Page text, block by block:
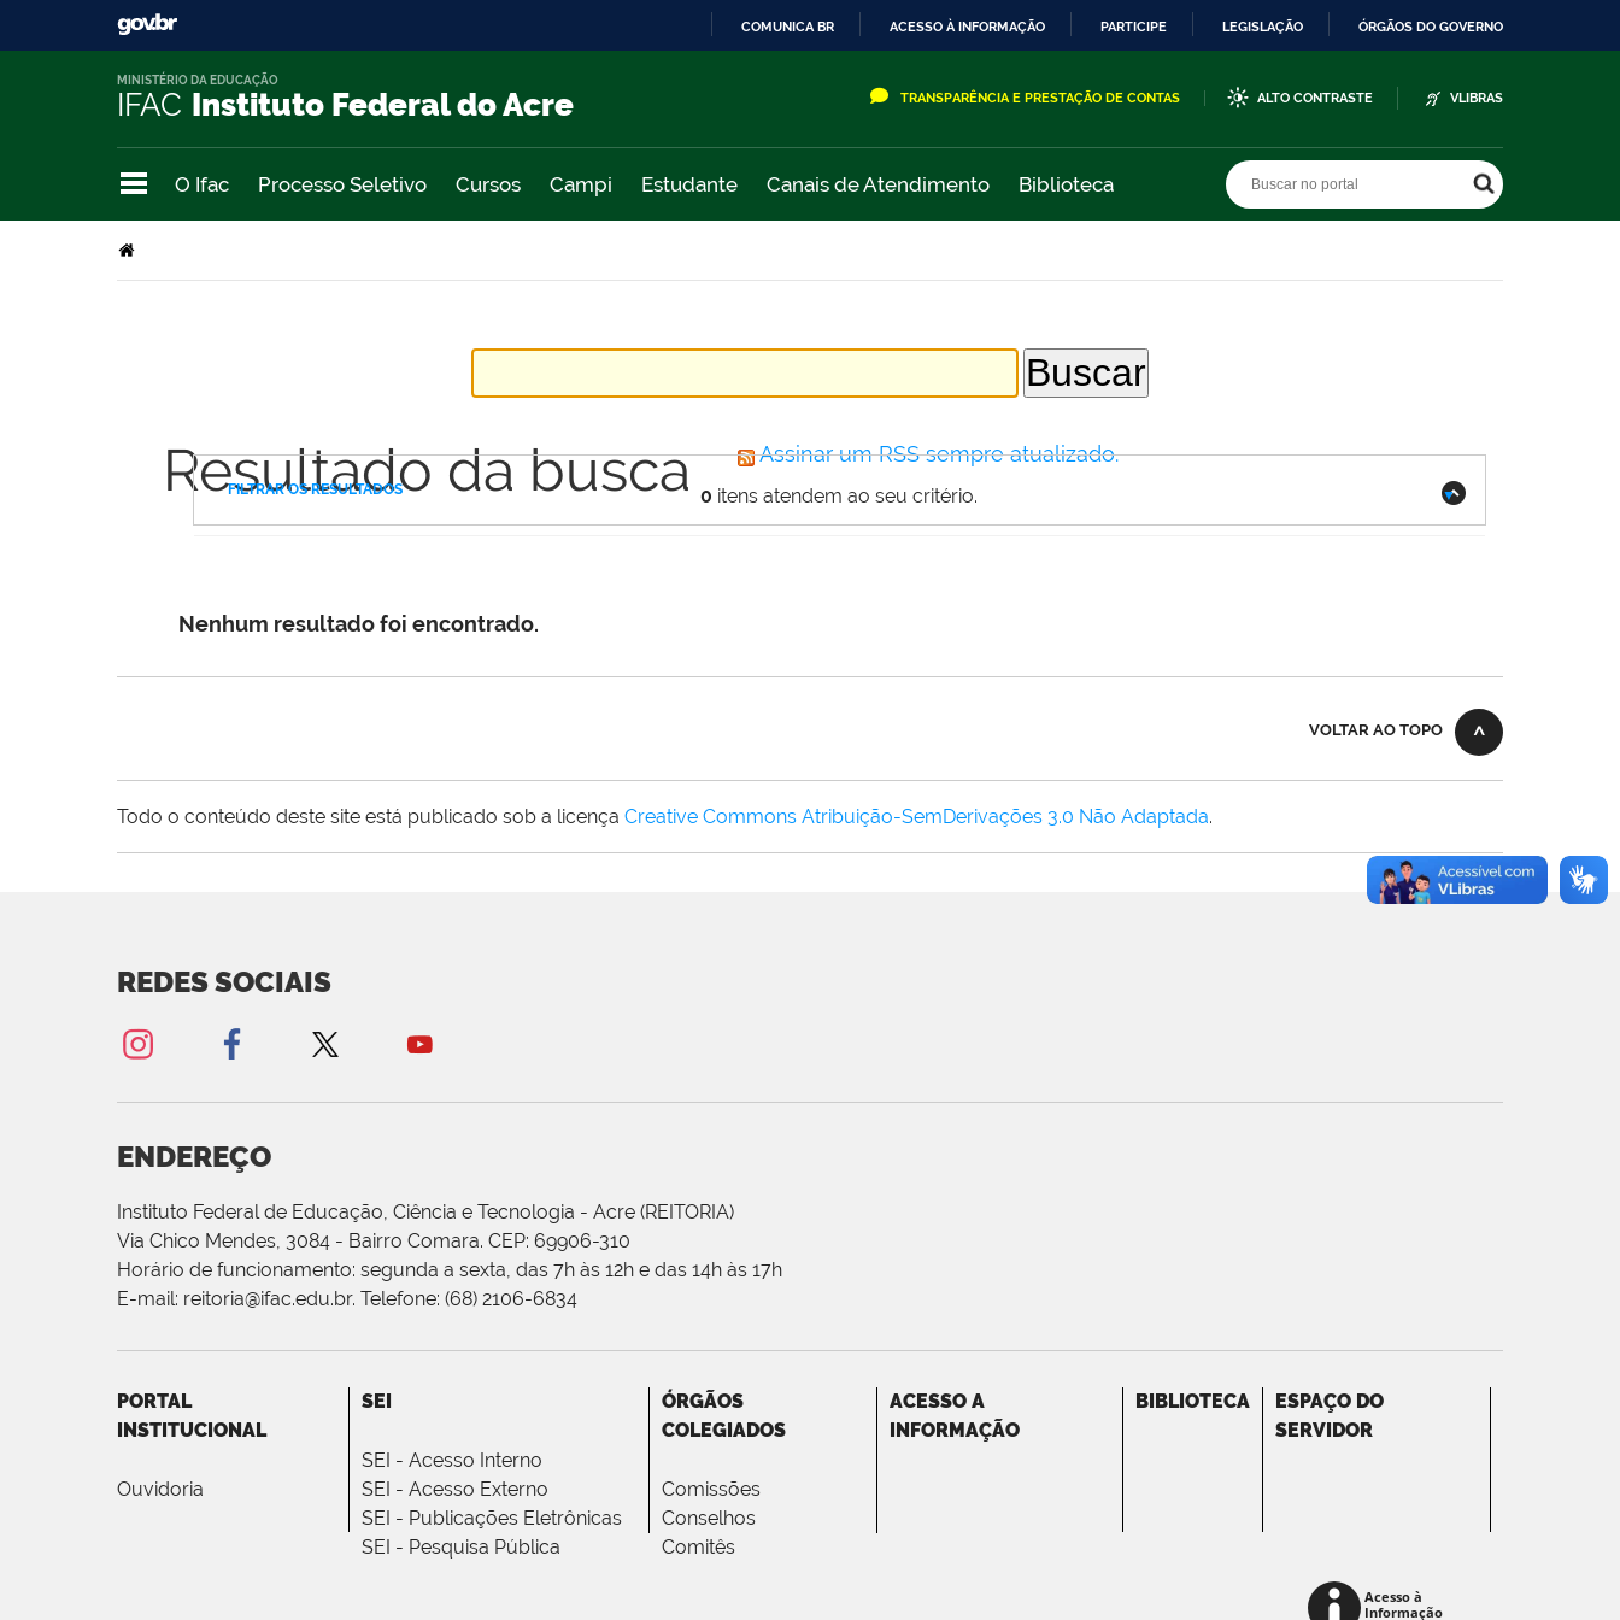
COMUNICA BR ACESSO À INFORMAÇÃO PARTICIPE LEGISLAÇÃO ÓRGÃOS DO GOVERNO
IFAC Instituto Federal do Acre
MINISTÉRIO DA EDUCAÇÃO
TRANSPARÊNCIA E PRESTAÇÃO DE CONTAS ALTO CONTRASTE VLIBRAS
O Ifac Processo Seletivo Cursos Campi Estudante Canais de Atendimento Biblioteca
Resultado da busca Assinar um RSS sempre atualizado.
0 itens atendem ao seu critério.
FILTRAR OS RESULTADOS
Nenhum resultado foi encontrado.
VOLTAR AO TOPO
Todo o conteúdo deste site está publicado sob a licença Creative Commons Atribuição-SemDerivações 3.0 Não Adaptada.
REDES SOCIAIS
ENDEREÇO
Instituto Federal de Educação, Ciência e Tecnologia - Acre (REITORIA)
Via Chico Mendes, 3084 - Bairro Comara. CEP: 69906-310
Horário de funcionamento: segunda a sexta, das 7h às 12h e das 14h às 17h
E-mail: reitoria@ifac.edu.br. Telefone: (68) 2106-6834
PORTAL
INSTITUCIONAL
Ouvidoria
SEI
SEI - Acesso Interno
SEI - Acesso Externo
SEI - Publicações Eletrônicas
SEI - Pesquisa Pública
ÓRGÃOS
COLEGIADOS
Comissões
Conselhos
Comitês
ACESSO A
INFORMAÇÃO
BIBLIOTECA
ESPAÇO DO
SERVIDOR